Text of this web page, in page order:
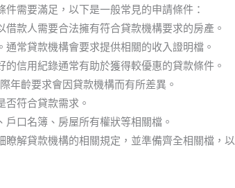
需要滿足，以下是一般常見的申請條件：
款人需要合法擁有符合貸款機構要求的房產。
常貸款機構會要求提供相關的收入證明檔。
信用紀錄通常有助於獲得較優惠的貸款條件。
年齡要求會因貸款機構而有所差異。
符合貸款需求。
口名簿、房屋所有權狀等相關檔。
解貸款機構的相關規定，並準備齊全相關檔，以